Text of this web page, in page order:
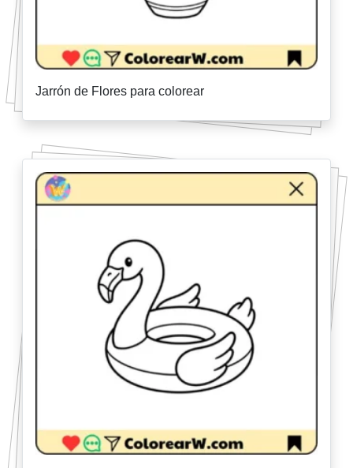
Jarrón de Flores para colorear